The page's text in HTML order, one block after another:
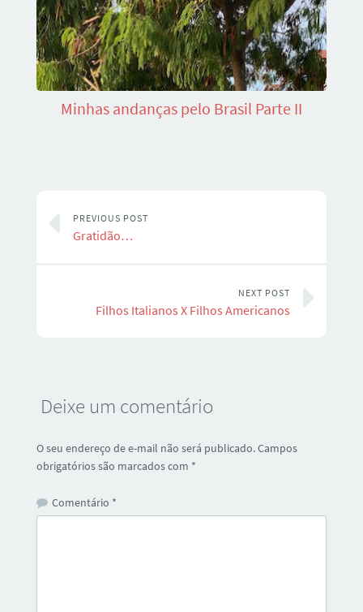
Minhas andanças pelo Brasil Parte II
PREVIOUS POST
Gratidão…
NEXT POST
Filhos Italianos X Filhos Americanos
Deixe um comentário
O seu endereço de e-mail não será publicado.Campos
obrigatórios são marcados com *
Comentário *